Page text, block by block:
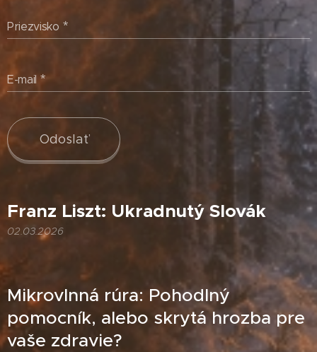
Priezvisko
E-mail
Odoslať
Franz Liszt: Ukradnutý Slovák
02.03.2026
Mikrovlnná rúra: Pohodlný
pomocník, alebo skrytá hrozba pre
vaše zdravie?